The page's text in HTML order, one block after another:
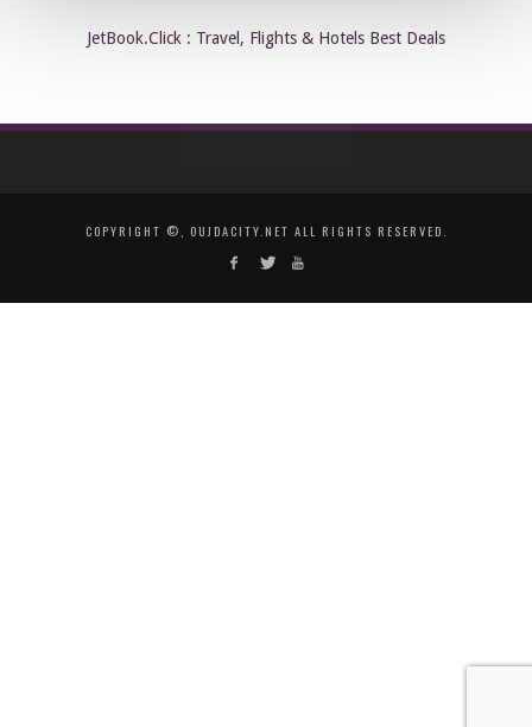
JetBook.Click : Travel, Flights & Hotels Best Deals
COPYRIGHT ©, OUJDACITY.NET ALL RIGHTS RESERVED.